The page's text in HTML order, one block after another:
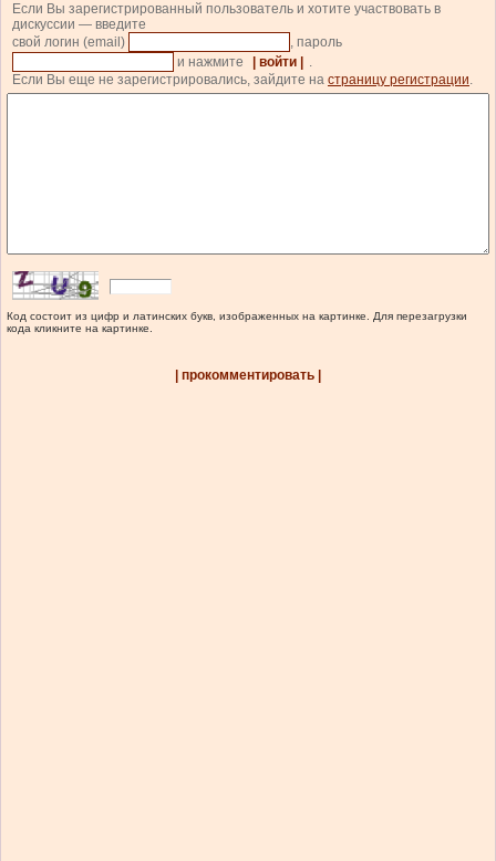
Если Вы зарегистрированный пользователь и хотите участвовать в
дискуссии — введите
свой логин (email)
, пароль
и нажмите
| войти |
.
Если Вы еще не зарегистрировались, зайдите на страницу регистрации.
Код состоит из цифр и латинских букв, изображенных на картинке. Для перезагрузки
кода кликните на картинке.
| прокомментировать |